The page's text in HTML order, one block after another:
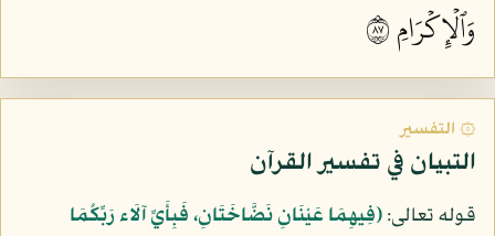
وَٱلۡإِكۡرَامِ ٧٨
۞ التفسير
التبيان في تفسير القرآن
قوله تعالى:﴿فِيهِمَا عَيْنَانِ نَضَّاخَتَانِ، فَبِأَيِّ آلَاء رَبِّكُمَا